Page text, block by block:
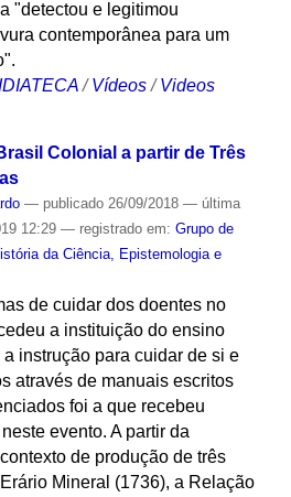
"detectou e legitimou
contemporânea para um
/Vídeos /Videos
Colonial a partir de Três
— publicado26/09/2018 — última
12:29 — registrado em: Grupo de
da Ciência, Epistemologia e
de cuidar dos doentes no
a instituição do ensino
instrução para cuidar de si e
através de manuais escritos
foi a que recebeu
evento. A partir da
de produção de três
Mineral (1736), a Relação